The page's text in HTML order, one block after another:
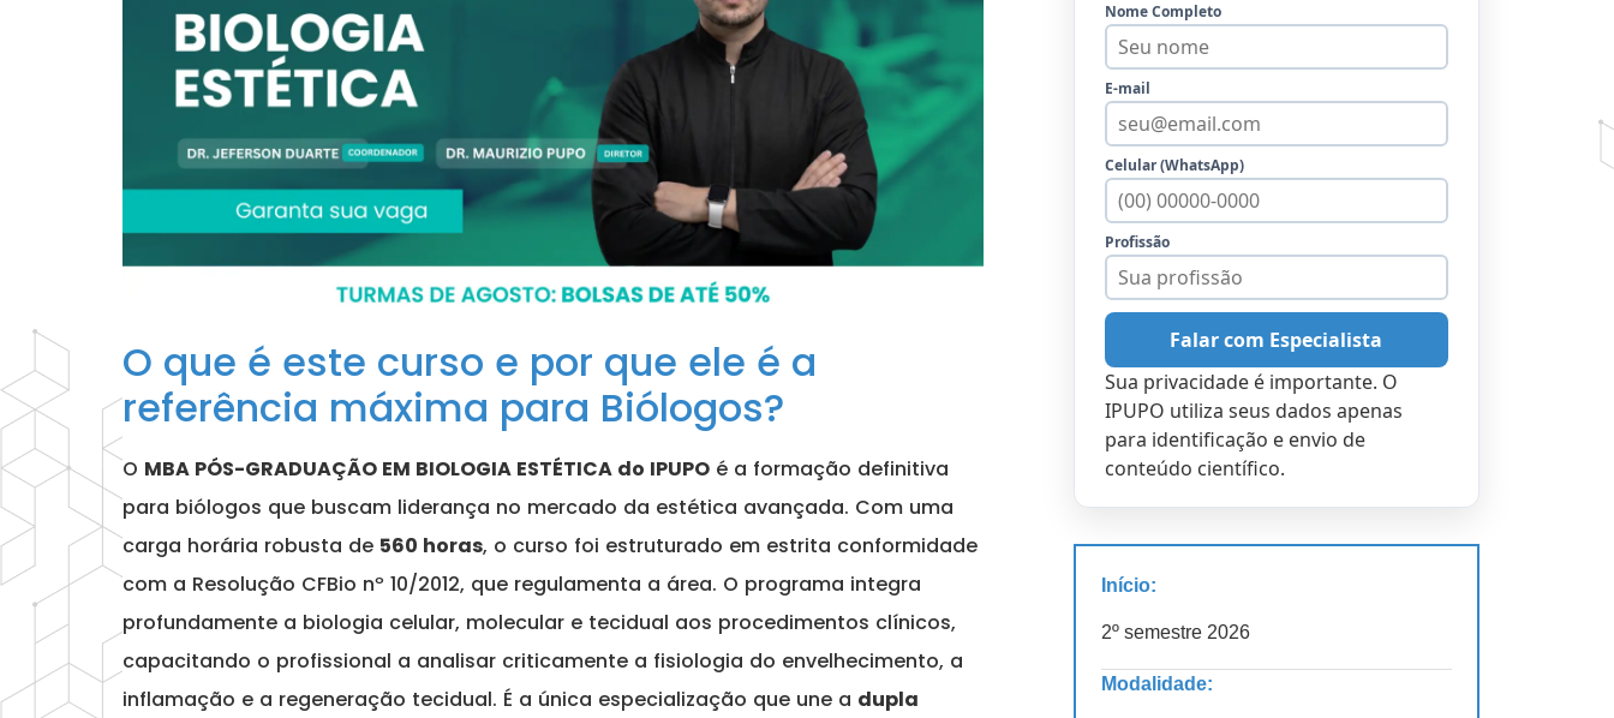
O que é este curso e por que ele é a
referência máxima para Biólogos?
O MBA PÓS-GRADUAÇÃO EM BIOLOGIA ESTÉTICA do IPUPO é a formação definitiva
para biólogos que buscam liderança no mercado da estética avançada. Com uma
carga horária robusta de 560 horas, o curso foi estruturado em estrita conformidade
com a Resolução CFBio nº 10/2012, que regulamenta a área. O programa integra
profundamente a biologia celular, molecular e tecidual aos procedimentos clínicos,
capacitando o profissional a analisar criticamente a fisiologia do envelhecimento, a
inflamação e a regeneração tecidual. É a única especialização que une a dupla
Nome Completo
E-mail
Celular (WhatsApp)
Profissão
Falar com Especialista
Sua privacidade é importante. O
IPUPO utiliza seus dados apenas
para identificação e envio de
conteúdo científico.
Início:
2º semestre 2026
Modalidade: